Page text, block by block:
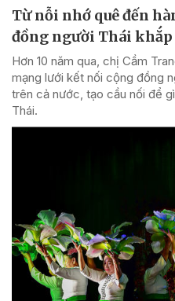
Từ nỗi nhớ quê đến
đồng người Thái khắp
Hơn 10 năm qua, chị Cầm
mạng lưới kết nối cộng đồng
trên cả nước, tạo cầu nối để
Thái.